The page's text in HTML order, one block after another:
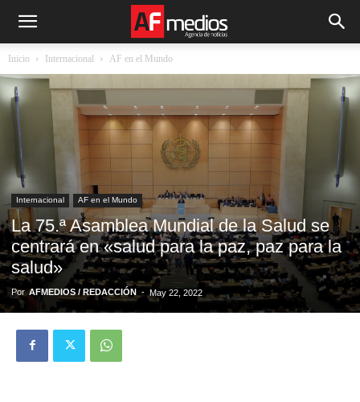
Inicio Internacional AF en el Mundo
Internacional AF en el Mundo
La 75.ª Asamblea Mundial de la Salud se
centrará en «salud para la paz, paz para la
salud»
Por AFMEDIOS / REDACCIÓN - May 22, 2022